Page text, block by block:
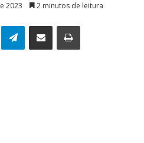
2023 2 minutos de leitura
TelegramCompartilhar via e-mail Imprimir